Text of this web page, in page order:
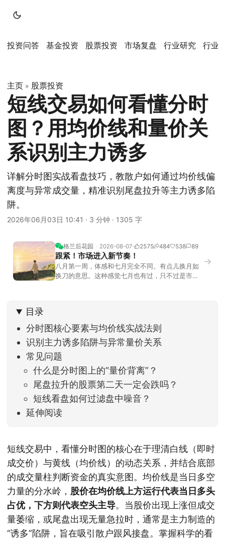
投资问答 基金投资 股票投资 市场复盘 行业研究 行业
主页 » 股票投资
短线交易如何看懂分时
图？用均价线和量价关
系识别主力诱多
详解分时图实战看盘技巧，教散户如何通过均价线偏
离度与异常成交量，精准识别尾盘拉升等主力诱多陷
阱。
2026年06月03日 10:41 · 3 分钟 · 1305 字
格兰后花园 2026-08-07 2575 484 538 89
跟紧！市场进入新节奏！
八月第一周，体感和七月完全不同。有点儿换月如
换刀的意思。这种感觉七月也有过，只不过是市场
家感受到了春天般的暖风。指数涨了百点，交易额
回暖到2
→
目录
分时图核心要素与均价线实战法则
识别主力诱多陷阱与异常量价关系
常见问题
什么是分时图上的“量价背离”？
尾盘拉升的股票第二天一定会跌吗？
短线看盘如何过滤盘中噪音？
延伸阅读
短线交易中，看懂分时图的核心在于理清白线（即时
成交价）与黄线（均价线）的动态关系，并结合底部
的成交量柱判断资金的真实意图。均价线是当日多空
力量的分水岭， 股价在均价线上方运行代表当日多头
占优，下方则代表空头主导。当股价出现上涨但成交
量萎缩，或尾盘出现无量急拉时，通常是主力制造的
“诱多”陷阱，旨在吸引散户跟风接盘。掌握科学的看